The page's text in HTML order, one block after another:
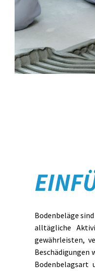
Bodenbeläge
alltägliche
gewährleisten,
Beschädigungen
Bodenbelagsart